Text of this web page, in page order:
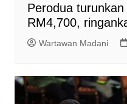
Perodua
RM4,700,
Wartawan Madani